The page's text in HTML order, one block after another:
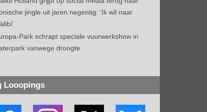
jingle uit jaren negentig: 'Ik wil naar
Park schrapt speciale vuurwerkshow in
vanwege droogte
Looopings